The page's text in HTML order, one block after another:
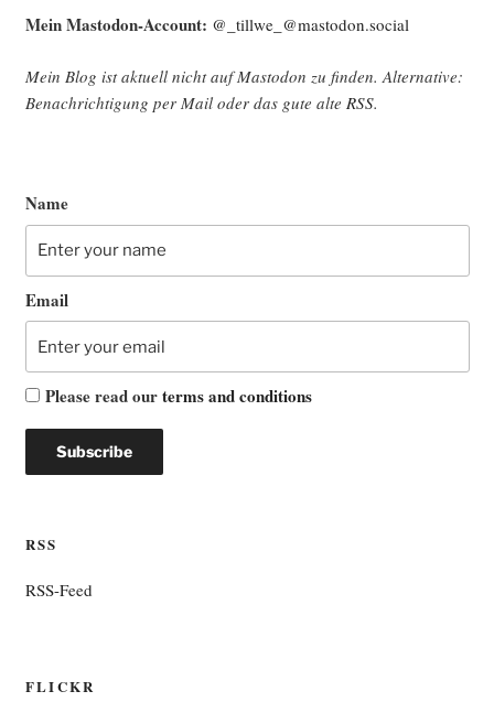
Mein Mast­o­don-Account: @_tillwe_@mastodon.social
Mein Blog ist aktu­ell nicht auf Mast­o­don zu fin­den. Alter­na­ti­ve:
Benach­rich­ti­gung per Mail oder das gute alte RSS.
Name
Email
Please read ourterms and conditions
RSS
RSS-Feed
FLICKR